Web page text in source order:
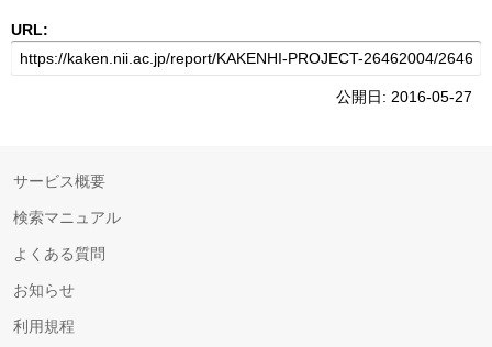
URL:
公開日: 2016-05-27
サービス概要
検索マニュアル
よくある質問
お知らせ
利用規程